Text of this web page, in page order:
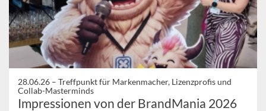
28.06.26 – Treffpunkt für Markenmacher, Lizenzprofis und
Collab-Masterminds
Impressionen von der BrandMania 2026